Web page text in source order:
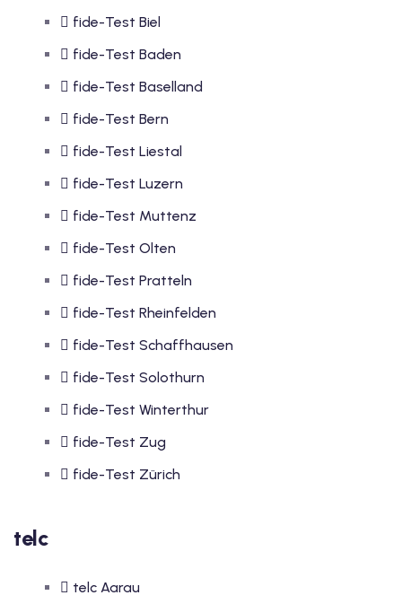
fide-Test Biel
fide-Test Baden
fide-Test Baselland
fide-Test Bern
fide-Test Liestal
fide-Test Luzern
fide-Test Muttenz
fide-Test Olten
fide-Test Pratteln
fide-Test Rheinfelden
fide-Test Schaffhausen
fide-Test Solothurn
fide-Test Winterthur
fide-Test Zug
fide-Test Zürich
telc
telc Aarau